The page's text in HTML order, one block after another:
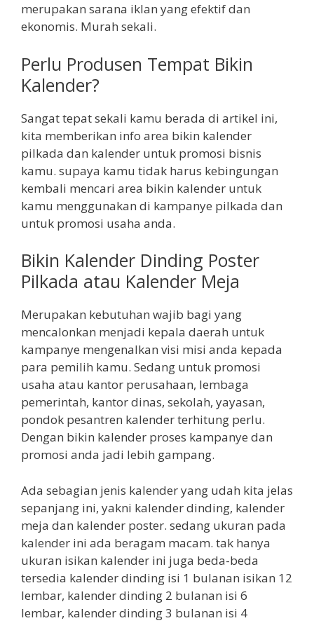
merupakan sarana iklan yang efektif dan
ekonomis. Murah sekali.
Perlu Produsen Tempat Bikin
Kalender?
Sangat tepat sekali kamu berada di artikel ini,
kita memberikan info area bikin kalender
pilkada dan kalender untuk promosi bisnis
kamu. supaya kamu tidak harus kebingungan
kembali mencari area bikin kalender untuk
kamu menggunakan di kampanye pilkada dan
untuk promosi usaha anda.
Bikin Kalender Dinding Poster
Pilkada atau Kalender Meja
Merupakan kebutuhan wajib bagi yang
mencalonkan menjadi kepala daerah untuk
kampanye mengenalkan visi misi anda kepada
para pemilih kamu. Sedang untuk promosi
usaha atau kantor perusahaan, lembaga
pemerintah, kantor dinas, sekolah, yayasan,
pondok pesantren kalender terhitung perlu.
Dengan bikin kalender proses kampanye dan
promosi anda jadi lebih gampang.
Ada sebagian jenis kalender yang udah kita jelas
sepanjang ini, yakni kalender dinding, kalender
meja dan kalender poster. sedang ukuran pada
kalender ini ada beragam macam. tak hanya
ukuran isikan kalender ini juga beda-beda
tersedia kalender dinding isi 1 bulanan isikan 12
lembar, kalender dinding 2 bulanan isi 6
lembar, kalender dinding 3 bulanan isi 4